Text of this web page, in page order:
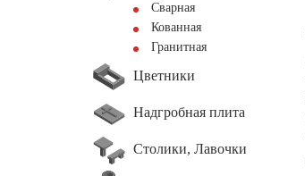
Сварная
Кованная
Гранитная
Цветники
Надгробная плита
Столики, Лавочки